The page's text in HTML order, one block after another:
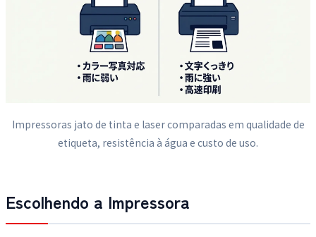
Impressoras jato de tinta e laser comparadas em qualidade de
etiqueta, resistência à água e custo de uso.
Escolhendo a Impressora